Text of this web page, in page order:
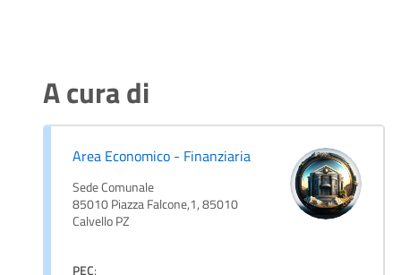
A cura di
Area Economico - Finanziaria
Sede Comunale
85010 Piazza Falcone,1, 85010
Calvello PZ
PEC: